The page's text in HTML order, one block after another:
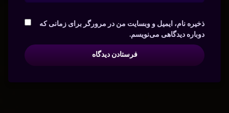
ذخیره نام، ایمیل و وبسایت من در مرورگر برای زمانی که
دوباره دیدگاهی می‌نویسم.